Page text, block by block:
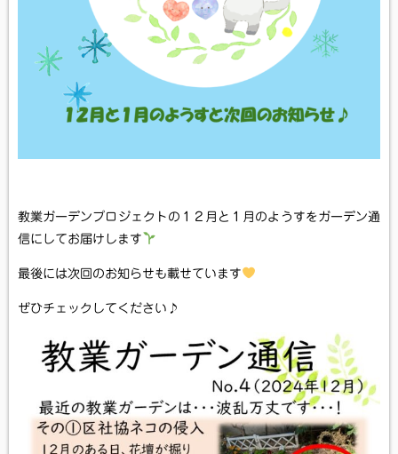
教業ガーデンプロジェクトの１２月と１月のようすをガーデン通
信にしてお届けします
最後には次回のお知らせも載せています
ぜひチェックしてください♪